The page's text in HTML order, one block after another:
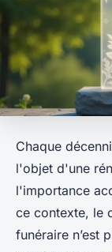
Chaque
l'objet d'une
l'importance
ce contexte, le
funéraire n’est